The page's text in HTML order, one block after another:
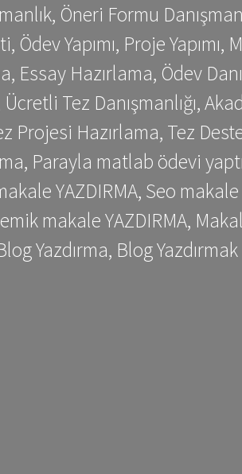
Öneri Formu
Yapımı, Proje Yapımı,
Essay Hazırlama, Ödev
Tez Danışmanlığı,
Projesi Hazırlama, Tez
Parayla matlab ödevi
YAZDIRMA, Seo makale
makale YAZDIRMA,
Yazdırma, Blog